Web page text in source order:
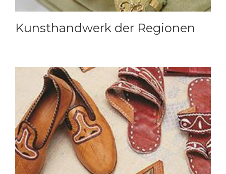
Kunsthandwerk der Regionen